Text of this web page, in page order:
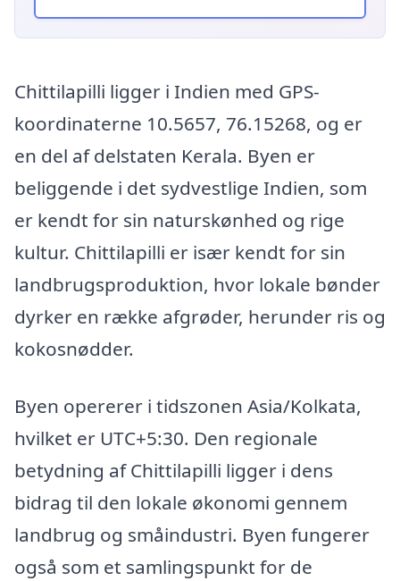
Chittilapilli ligger i Indien med GPS-
koordinaterne 10.5657, 76.15268, og er
en del af delstaten Kerala. Byen er
beliggende i det sydvestlige Indien, som
er kendt for sin naturskønhed og rige
kultur. Chittilapilli er især kendt for sin
landbrugsproduktion, hvor lokale bønder
dyrker en række afgrøder, herunder ris og
kokosnødder.
Byen opererer i tidszonen Asia/Kolkata,
hvilket er UTC+5:30. Den regionale
betydning af Chittilapilli ligger i dens
bidrag til den lokale økonomi gennem
landbrug og småindustri. Byen fungerer
også som et samlingspunkt for de